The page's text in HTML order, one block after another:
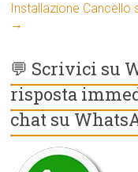
Installazione
→
💬 Scrivici su
risposta
chat su